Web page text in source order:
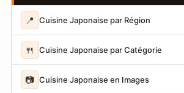
📍 Cuisine Japonaise par Région
🍴 Cuisine Japonaise par Catégorie
📷 Cuisine Japonaise en Images